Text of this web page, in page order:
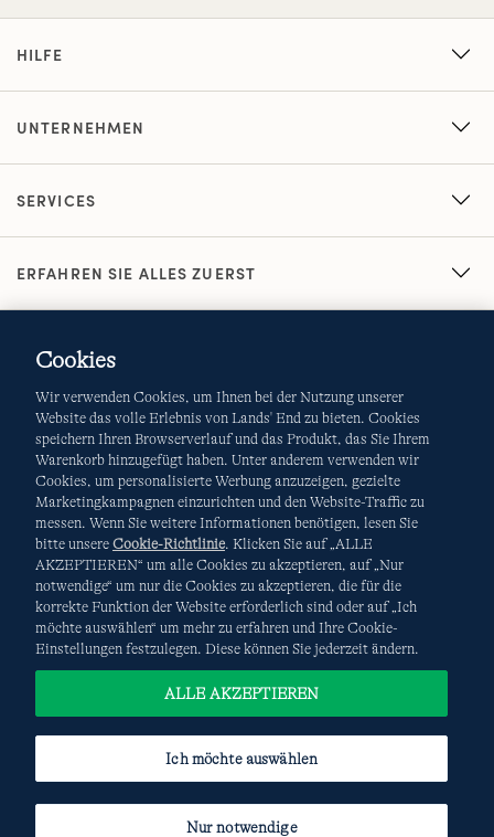
HILFE
UNTERNEHMEN
SERVICES
ERFAHREN SIE ALLES ZUERST
AGB Datenschutz & Sicherheit
Cookies-Ich möchte auswählen Site Map
Internationale Websites
Diese Website ist durch reCAPTCHA geschützt. Es gelten die
DatenschutzerklärungundNutzungsbedingungen
Google.
Cookies
Wir verwenden Cookies, um Ihnen bei der Nutzung unserer
Website das volle Erlebnis von Lands' End zu bieten. Cookies
speichern Ihren Browserverlauf und das Produkt, das Sie Ihrem
Warenkorb hinzugefügt haben. Unter anderem verwenden wir
Cookies, um personalisierte Werbung anzuzeigen, gezielte
Marketingkampagnen einzurichten und den Website-Traffic zu
messen. Wenn Sie weitere Informationen benötigen, lesen Sie
bitte unsere Cookie-Richtlinie. Klicken Sie auf „ALLE
AKZEPTIEREN“ um alle Cookies zu akzeptieren, auf „Nur
notwendige“ um nur die Cookies zu akzeptieren, die für die
korrekte Funktion der Website erforderlich sind oder auf „Ich
möchte auswählen“ um mehr zu erfahren und Ihre Cookie-
Einstellungen festzulegen. Diese können Sie jederzeit ändern.
Ich möchte auswählen
Nur notwendige
ALLE AKZEPTIEREN